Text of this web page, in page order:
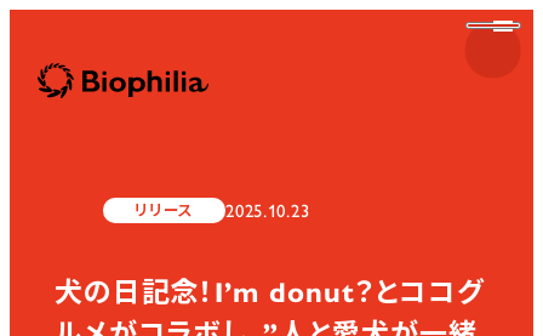
Biophilia
Biophilia
リリース 2025.10.23
犬の日記念！I’m donut？とココグ